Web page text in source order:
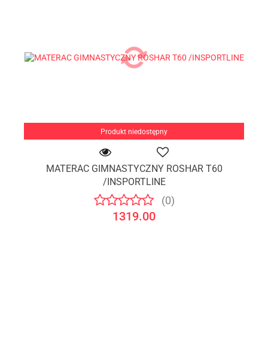
Produkt niedostępny
MATERAC GIMNASTYCZNY ROSHAR T60
/INSPORTLINE
(0)
1319.00